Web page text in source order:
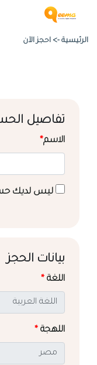
الرئيسية -> احجز الآن
تفاصيل
الاسم*
ليس لديك
بيانات الحجز
اللغة *
اللهجة *